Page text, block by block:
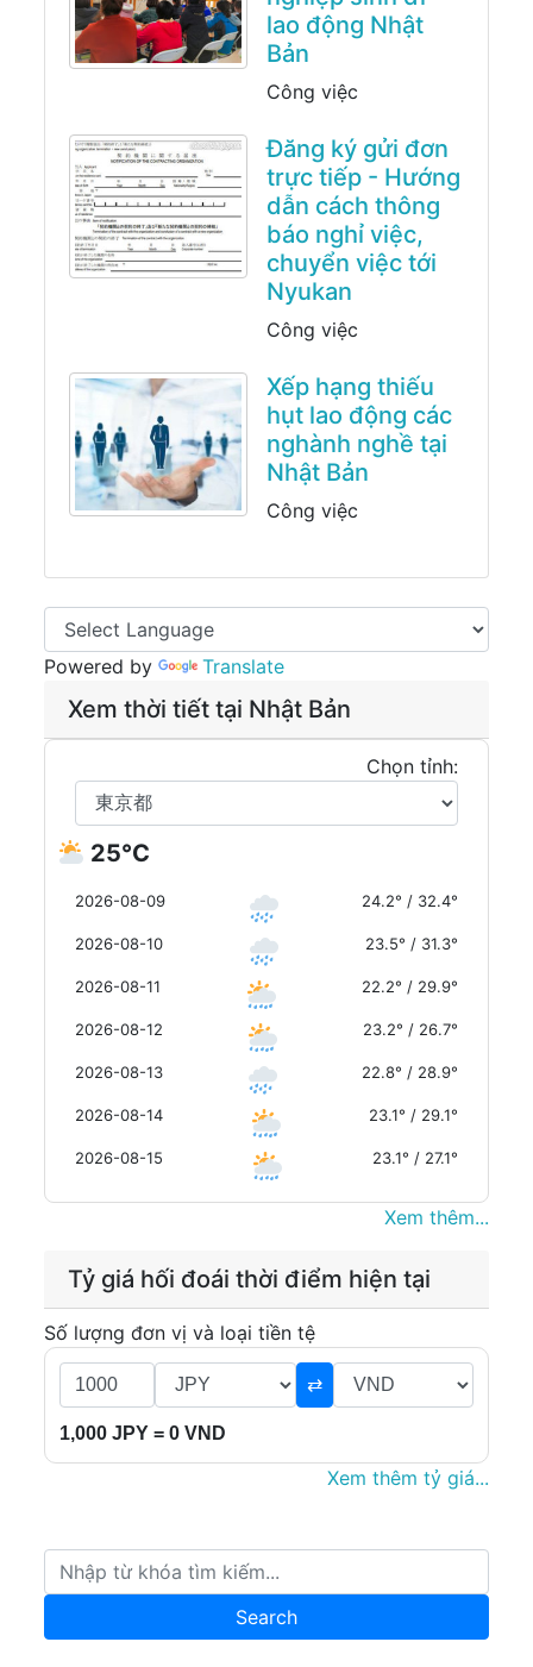
lao động Nhật
Bản
Công việc
Đăng ký gửi đơn
trực tiếp - Hướng
dẫn cách thông
báo nghỉ việc,
chuyển việc tới
Nyukan
Công việc
Xếp hạng thiếu
hụt lao động các
nghành nghề tại
Nhật Bản
Công việc
Powered by Translate
Xem thời tiết tại Nhật Bản
Chọn tỉnh:
25°C
2026-08-09 24.2° / 32.4°
2026-08-10 23.5° / 31.3°
2026-08-11 22.2° / 29.9°
2026-08-12 23.2° / 26.7°
2026-08-13 22.8° / 28.9°
2026-08-14 23.1° / 29.1°
2026-08-15 23.1° / 27.1°
Xem thêm...
Tỷ giá hối đoái thời điểm hiện tại
Số lượng đơn vị và loại tiền tệ
⇄
1,000 JPY = 0 VND
Xem thêm tỷ giá...